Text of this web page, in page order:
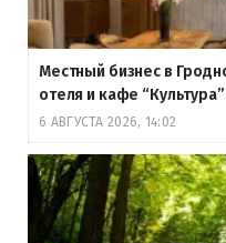
Местный бизнес в
отеля и кафе
6 АВГУСТА 2026, 14:02